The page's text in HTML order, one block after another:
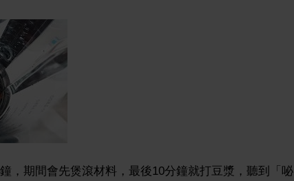
，期間會先煲滾材料，最後10分鐘就打豆漿，聽到「咇